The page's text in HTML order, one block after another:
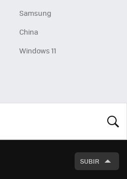
Samsung
China
Windows 11
SUBIR